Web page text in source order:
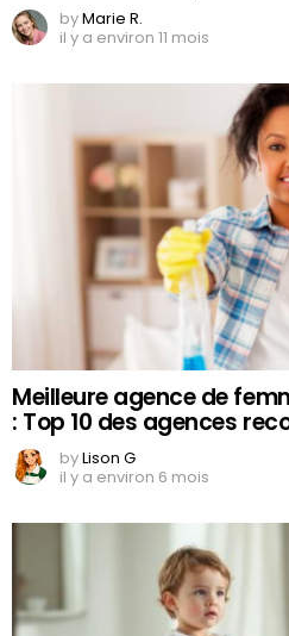
byMarie R.
il y a environ 11 mois
Meilleure agence de
: Top 10 des agences
byLison G
il y a environ 6 mois